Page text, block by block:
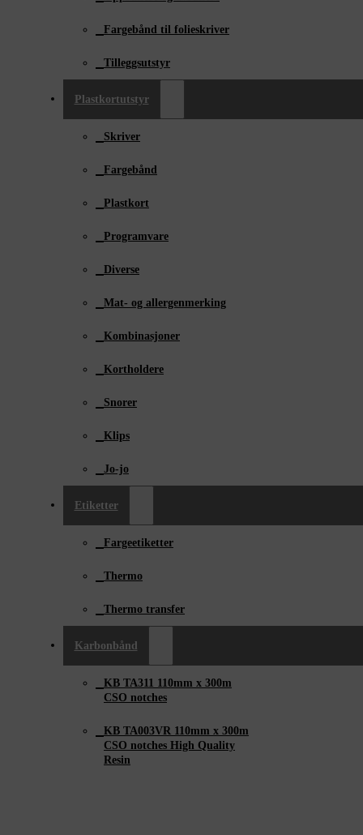
Fargebånd til folieskriver
Tilleggsutstyr
Plastkortutstyr
Skriver
Fargebånd
Plastkort
Programvare
Diverse
Mat- og allergenmerking
Kombinasjoner
Kortholdere
Snorer
Klips
Jo-jo
Etiketter
Fargeetiketter
Thermo
Thermo transfer
Karbonbånd
KB TA311 110mm x ­300m
CSO notches
KB TA003VR 110mm x 300m
CSO notches High Quality
Resin